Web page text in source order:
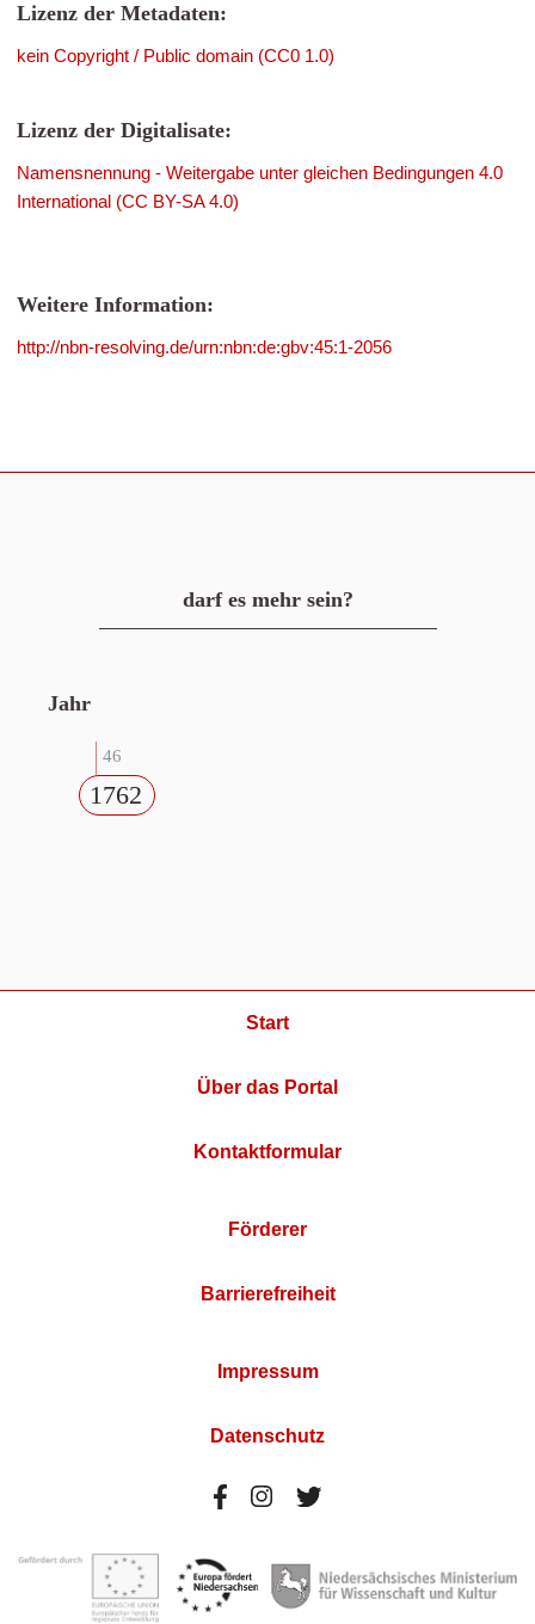
Lizenz der Metadaten:
kein Copyright / Public domain (CC0 1.0)
Lizenz der Digitalisate:
Namensnennung - Weitergabe unter gleichen Bedingungen 4.0
International (CC BY-SA 4.0)
Weitere Information:
http://nbn-resolving.de/urn:nbn:de:gbv:45:1-2056
darf es mehr sein?
Jahr
46
1762
Start
Über das Portal
Kontaktformular
Förderer
Barrierefreiheit
Impressum
Datenschutz